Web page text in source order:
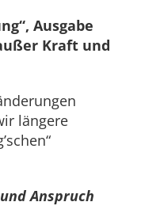
Ausgabe
Kraft und
längere
Anspruch